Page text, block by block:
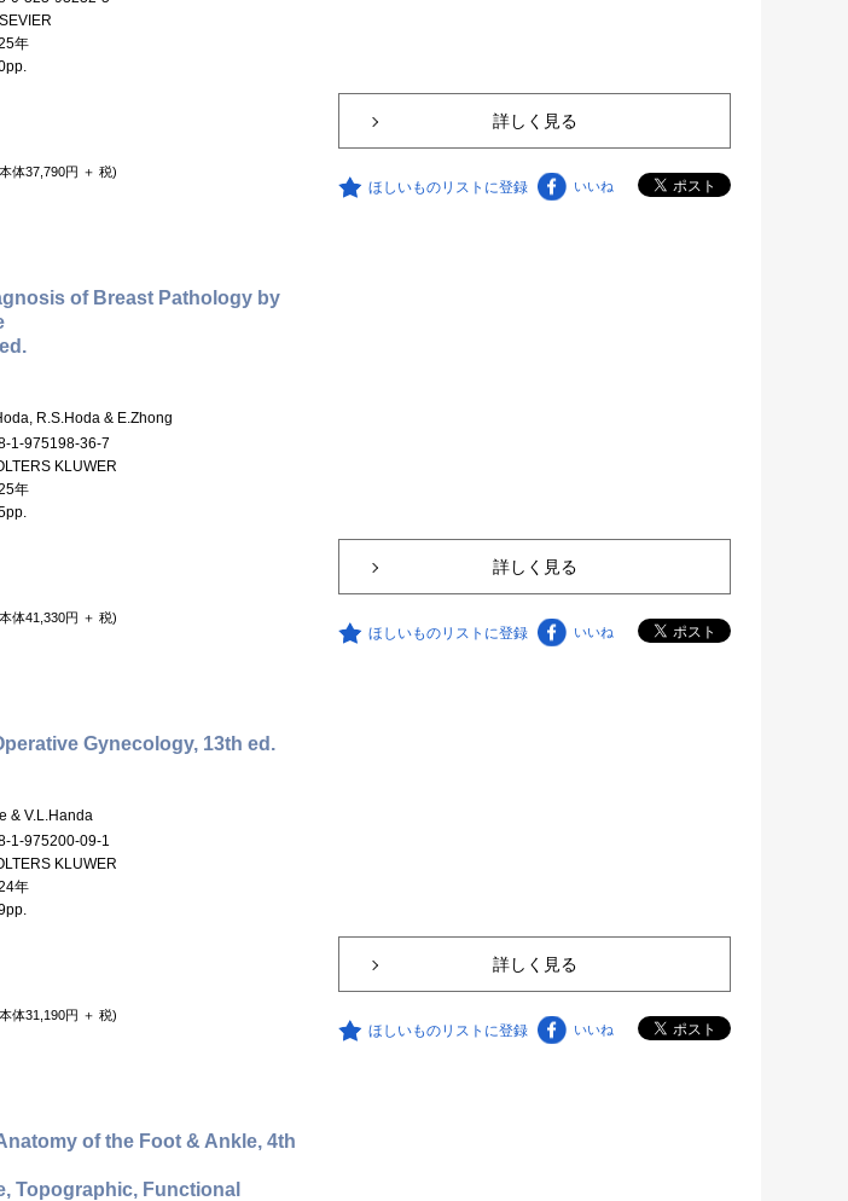
年
体37,790円 ＋ 税)
詳しく見る
ほしいものリストに登録 いいね
of Breast Pathology by
R.S.Hoda & E.Zhong
1-975198-36-7
KLUWER
年
体41,330円 ＋ 税)
詳しく見る
ほしいものリストに登録 いいね
Gynecology, 13th ed.
& V.L.Handa
1-975200-09-1
KLUWER
年
体31,190円 ＋ 税)
詳しく見る
ほしいものリストに登録 いいね
of the Foot & Ankle, 4th
Topographic, Functional